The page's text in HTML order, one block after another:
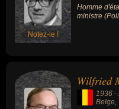
Notez-le !
Homme
ministre
Wilfried
1936 -
Belge